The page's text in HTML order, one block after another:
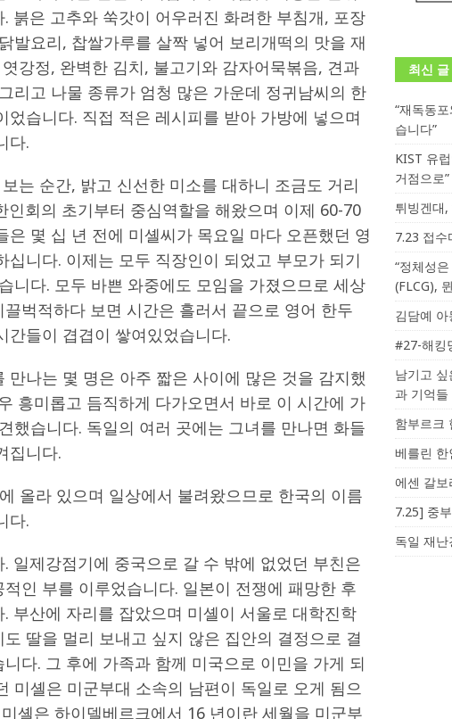
붉은 고추와 쑥갓이 어우러진 화려한 부침개, 포장
발요리, 찹쌀가루를 살짝 넣어 보리개떡의 맛을 재
강정, 완벽한 김치, 불고기와 감자어묵볶음, 견과
리고 나물 종류가 엄청 많은 가운데 정귀남씨의 한
습니다. 직접 적은 레시피를 받아 가방에 넣으며
다.
는 순간, 밝고 신선한 미소를 대하니 조금도 거리
인회의 초기부터 중심역할을 해왔으며 이제 60-70
은 몇 십 년 전에 미셸씨가 목요일 마다 오픈했던 영
니다. 이제는 모두 직장인이 되었고 부모가 되기
니다. 모두 바쁜 와중에도 모임을 가졌으므로 세상
벅적하다 보면 시간은 흘러서 끝으로 영어 한두
간들이 겹겹이 쌓여있었습니다.
만나는 몇 명은 아주 짧은 사이에 많은 것을 감지했
흥미롭고 듬직하게 다가오면서 바로 이 시간에 가
했습니다. 독일의 여러 곳에는 그녀를 만나면 화들
집니다.
올라 있으며 일상에서 불려왔으므로 한국의 이름
다.
일제강점기에 중국으로 갈 수 밖에 없었던 부친은
인 부를 이루었습니다. 일본이 전쟁에 패망한 후
부산에 자리를 잡았으며 미셸이 서울로 대학진학
딸을 멀리 보내고 싶지 않은 집안의 결정으로 결
다. 그 후에 가족과 함께 미국으로 이민을 가게 되
미셸은 미군부대 소속의 남편이 독일로 오게 됨으
셸은 하이델베르크에서 16 년이란 세월을 미군부
최신 글
“재독동
습니다”
KIST 유
거점으로”
튀빙겐대,
7.23 접
“정체성
(FLCG),
김담예
#27-해킹
남기고
과 기억들
함부르크
베를린 한
에센 갈보
7.25] 중
독일 재